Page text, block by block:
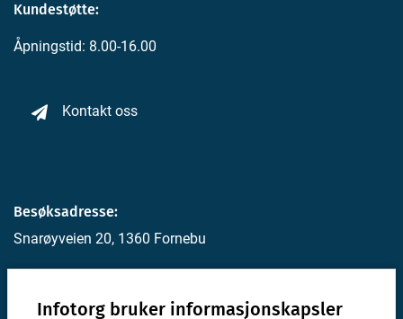
Kundestøtte:
Åpningstid: 8.00-16.00
Kontakt oss
Besøksadresse:
Snarøyveien 20, 1360 Fornebu
Infotorg bruker informasjonskapsler